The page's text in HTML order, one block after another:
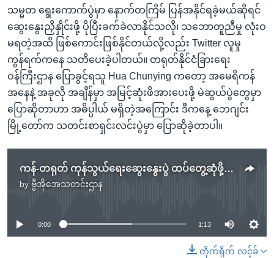
သမ္မတ ရွေးကောက်ပွဲမှာ နောက်တကြိမ် ပြန်အနိုင်ရခဲ့မယ်ဆိုရင်
ဆွေးနွေးညှိနှိုင်းဖို့ ပိုပြီးခက်ခဲလာနိုင်သလို၊ သဘောတူညီမှု လုံးဝ
မရတဲ့အထိ ဖြစ်ကောင်းဖြစ်နိုင်တယ်လို့လည်း Twitter လူမှု
ကွန်ရက်ကနေ သတိပေးခဲ့ပါတယ်။ တရုတ်နိုင်ငံခြားရေး
ဝန်ကြီးဌာန ပြောခွင့်ရသူ Hua Chunying ကတော့ အမေရိကန်
အနေနဲ့ အခုလို အချိန်မှာ အမြင့်ဆုံးဖိအားပေးဖို့ မဲဆွယ်ပွဲတွေမှာ
ပြောဆိုတာဟာ အဓိပ္ပါယ် မရှိတဲ့အကြောင်း ဒီကနေ့ ဘေဂျင်း
မြို့တော်က သတင်းစာရှင်းလင်းပွဲမှာ ပြောဆိုခဲ့တာပါ။
ကန်-တရုတ် ကုန်သွယ်ရေးဆွေးနွေးပွဲ ထပ်တွေ့ဆုံဖို့ သဘောတူ
by ဗွီအိုအေသတင်းဌာန
No media source currently available
0:00 1:13
တိုက်ရိုက် လင့်ခ်